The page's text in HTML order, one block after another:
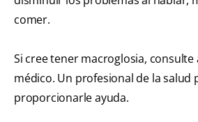
comer.
Si cree tener macroglosia, consulte
médico. Un profesional de la salud
proporcionarle ayuda.